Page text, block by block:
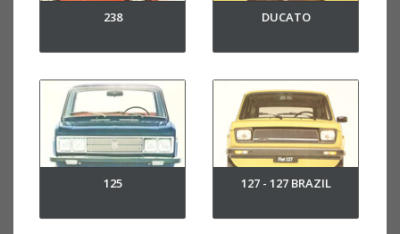
238 DUCATO
125 127 - 127 BRAZIL